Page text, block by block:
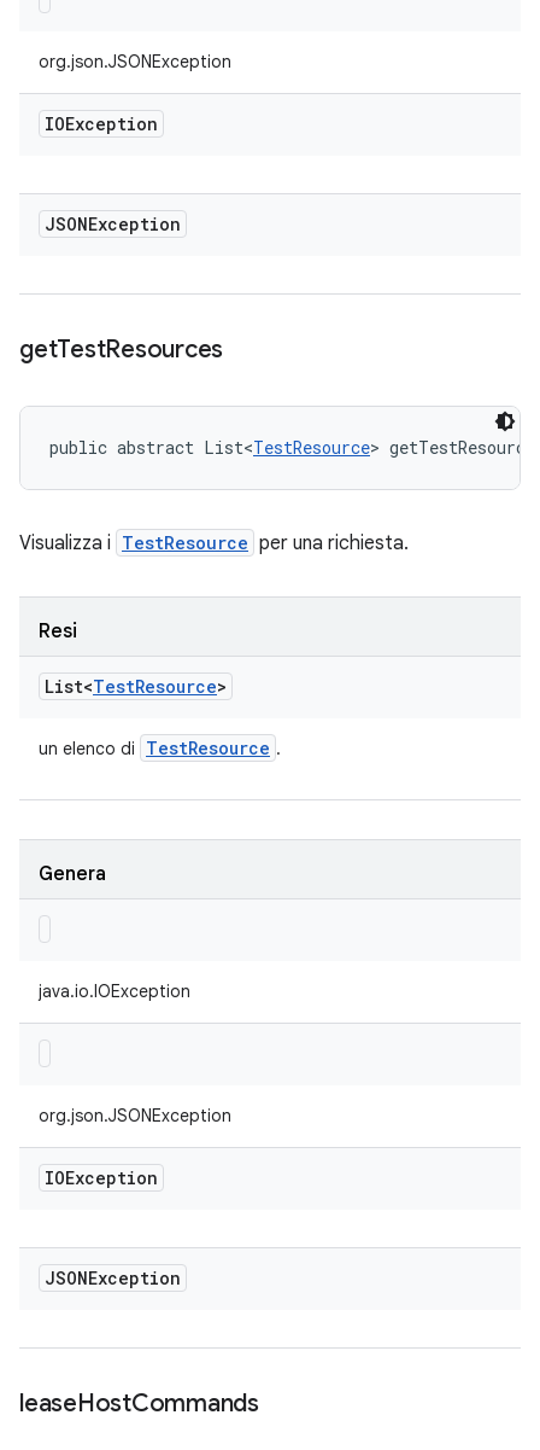
org.json.JSONException
IOException
JSONException
getTestResources
public abstract List<TestResource>
Visualizza i TestResource per una richiesta.
Resi
List<TestResource>
un elenco di TestResource .
Genera
java.io.IOException
org.json.JSONException
IOException
JSONException
leaseHostCommands